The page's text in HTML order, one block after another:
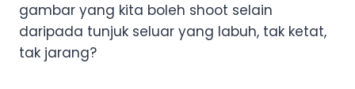
gambar yang kita boleh shoot selain
daripada tunjuk seluar yang labuh, tak ketat,
tak jarang?